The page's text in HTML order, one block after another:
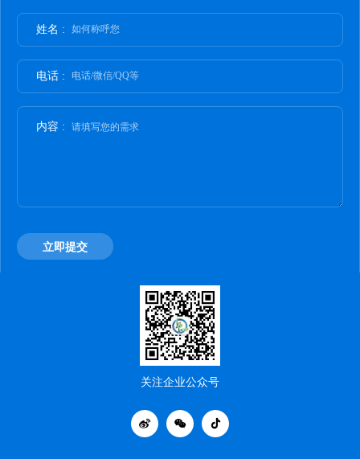
姓名 : 如何称呼您
电话 : 电话/微信/QQ等
内容 : 请填写您的需求
立即提交
关注企业公众号